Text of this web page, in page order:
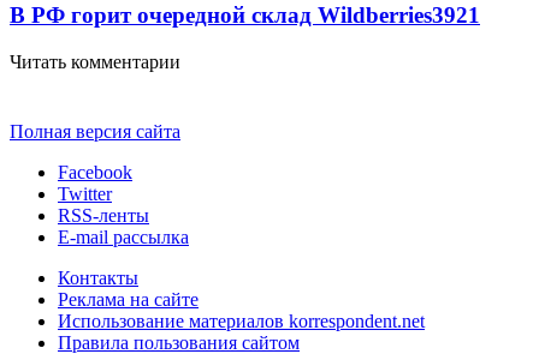
В РФ горит очередной склад Wildberries3921
Читать комментарии
Полная версия сайта
Facebook
Twitter
RSS-ленты
E-mail рассылка
Контакты
Реклама на сайте
Использование материалов korrespondent.net
Правила пользования сайтом